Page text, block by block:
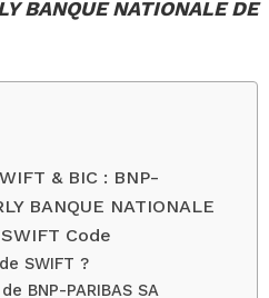
BANQUE NATIONALE DE
& BIC : BNP-
BANQUE NATIONALE
Code
SWIFT ?
BNP-PARIBAS SA